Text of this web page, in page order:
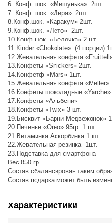
6. Конф. шок. «Мишунька» 2шт.
7. Конф. шок. «Лира» 2шт.
8.Конф.шок. «Каракум» 2шт.
9.Конф.шок. «Лето» 2шт.
10.Конф.шок. «Белочка» 2 шт.
11.Kinder «Chokolate» (4 порции)
12.Жевательная конфета
13.Конфеты «Snickers» 2шт.
14.Конфетф «Mars» 1шт.
15.Жевательная конфета «Meller»
16.Конфеты шоколадные «Yarche»
17.Конфеты «Альбени»
18.Конфеты «Twix» 3 шт.
19.Бисквит «Барни Медвежонок»
20.Печенье «Oreo» 95гр. 1 шт.
21.Витаминка Аскорбинка 1 шт.
22.Жевательная резинка 1шт.
23.Подставка для смартфона
Вес 850 гр.
Состав сбалансирован таким
Состав подарка может быть
Характеристики